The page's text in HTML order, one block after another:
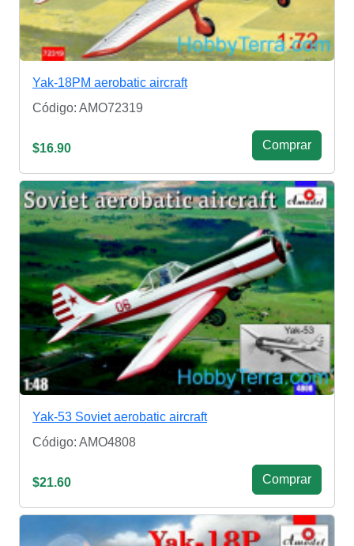
Yak-18PM aerobatic aircraft
Código: AMO72319
$16.90 Сomprar
Yak-53 Soviet aerobatic aircraft
Código: AMO4808
$21.60 Сomprar